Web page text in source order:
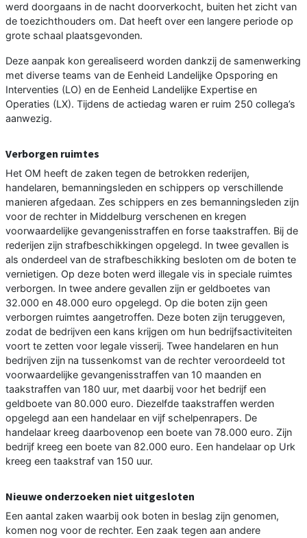
werd doorgaans in de nacht doorverkocht, buiten het zicht van
de toezichthouders om. Dat heeft over een langere periode op
grote schaal plaatsgevonden.
Deze aanpak kon gerealiseerd worden dankzij de samenwerking
met diverse teams van de Eenheid Landelijke Opsporing en
Interventies (LO) en de Eenheid Landelijke Expertise en
Operaties (LX). Tijdens de actiedag waren er ruim 250 collega’s
aanwezig.
Verborgen ruimtes
Het OM heeft de zaken tegen de betrokken rederijen,
handelaren, bemanningsleden en schippers op verschillende
manieren afgedaan. Zes schippers en zes bemanningsleden zijn
voor de rechter in Middelburg verschenen en kregen
voorwaardelijke gevangenisstraffen en forse taakstraffen. Bij de
rederijen zijn strafbeschikkingen opgelegd. In twee gevallen is
als onderdeel van de strafbeschikking besloten om de boten te
vernietigen. Op deze boten werd illegale vis in speciale ruimtes
verborgen. In twee andere gevallen zijn er geldboetes van
32.000 en 48.000 euro opgelegd. Op die boten zijn geen
verborgen ruimtes aangetroffen. Deze boten zijn teruggeven,
zodat de bedrijven een kans krijgen om hun bedrijfsactiviteiten
voort te zetten voor legale visserij. Twee handelaren en hun
bedrijven zijn na tussenkomst van de rechter veroordeeld tot
voorwaardelijke gevangenisstraffen van 10 maanden en
taakstraffen van 180 uur, met daarbij voor het bedrijf een
geldboete van 80.000 euro. Diezelfde taakstraffen werden
opgelegd aan een handelaar en vijf schelpenrapers. De
handelaar kreeg daarbovenop een boete van 78.000 euro. Zijn
bedrijf kreeg een boete van 82.000 euro. Een handelaar op Urk
kreeg een taakstraf van 150 uur.
Nieuwe onderzoeken niet uitgesloten
Een aantal zaken waarbij ook boten in beslag zijn genomen,
komen nog voor de rechter. Een zaak tegen aan andere